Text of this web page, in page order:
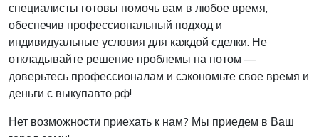
специалисты готовы помочь вам в любое время,
обеспечив профессиональный подход и
индивидуальные условия для каждой сделки. Не
откладывайте решение проблемы на потом —
доверьтесь профессионалам и сэкономьте свое время и
деньги с выкупавто.рф!
Нет возможности приехать к нам? Мы приедем в Ваш